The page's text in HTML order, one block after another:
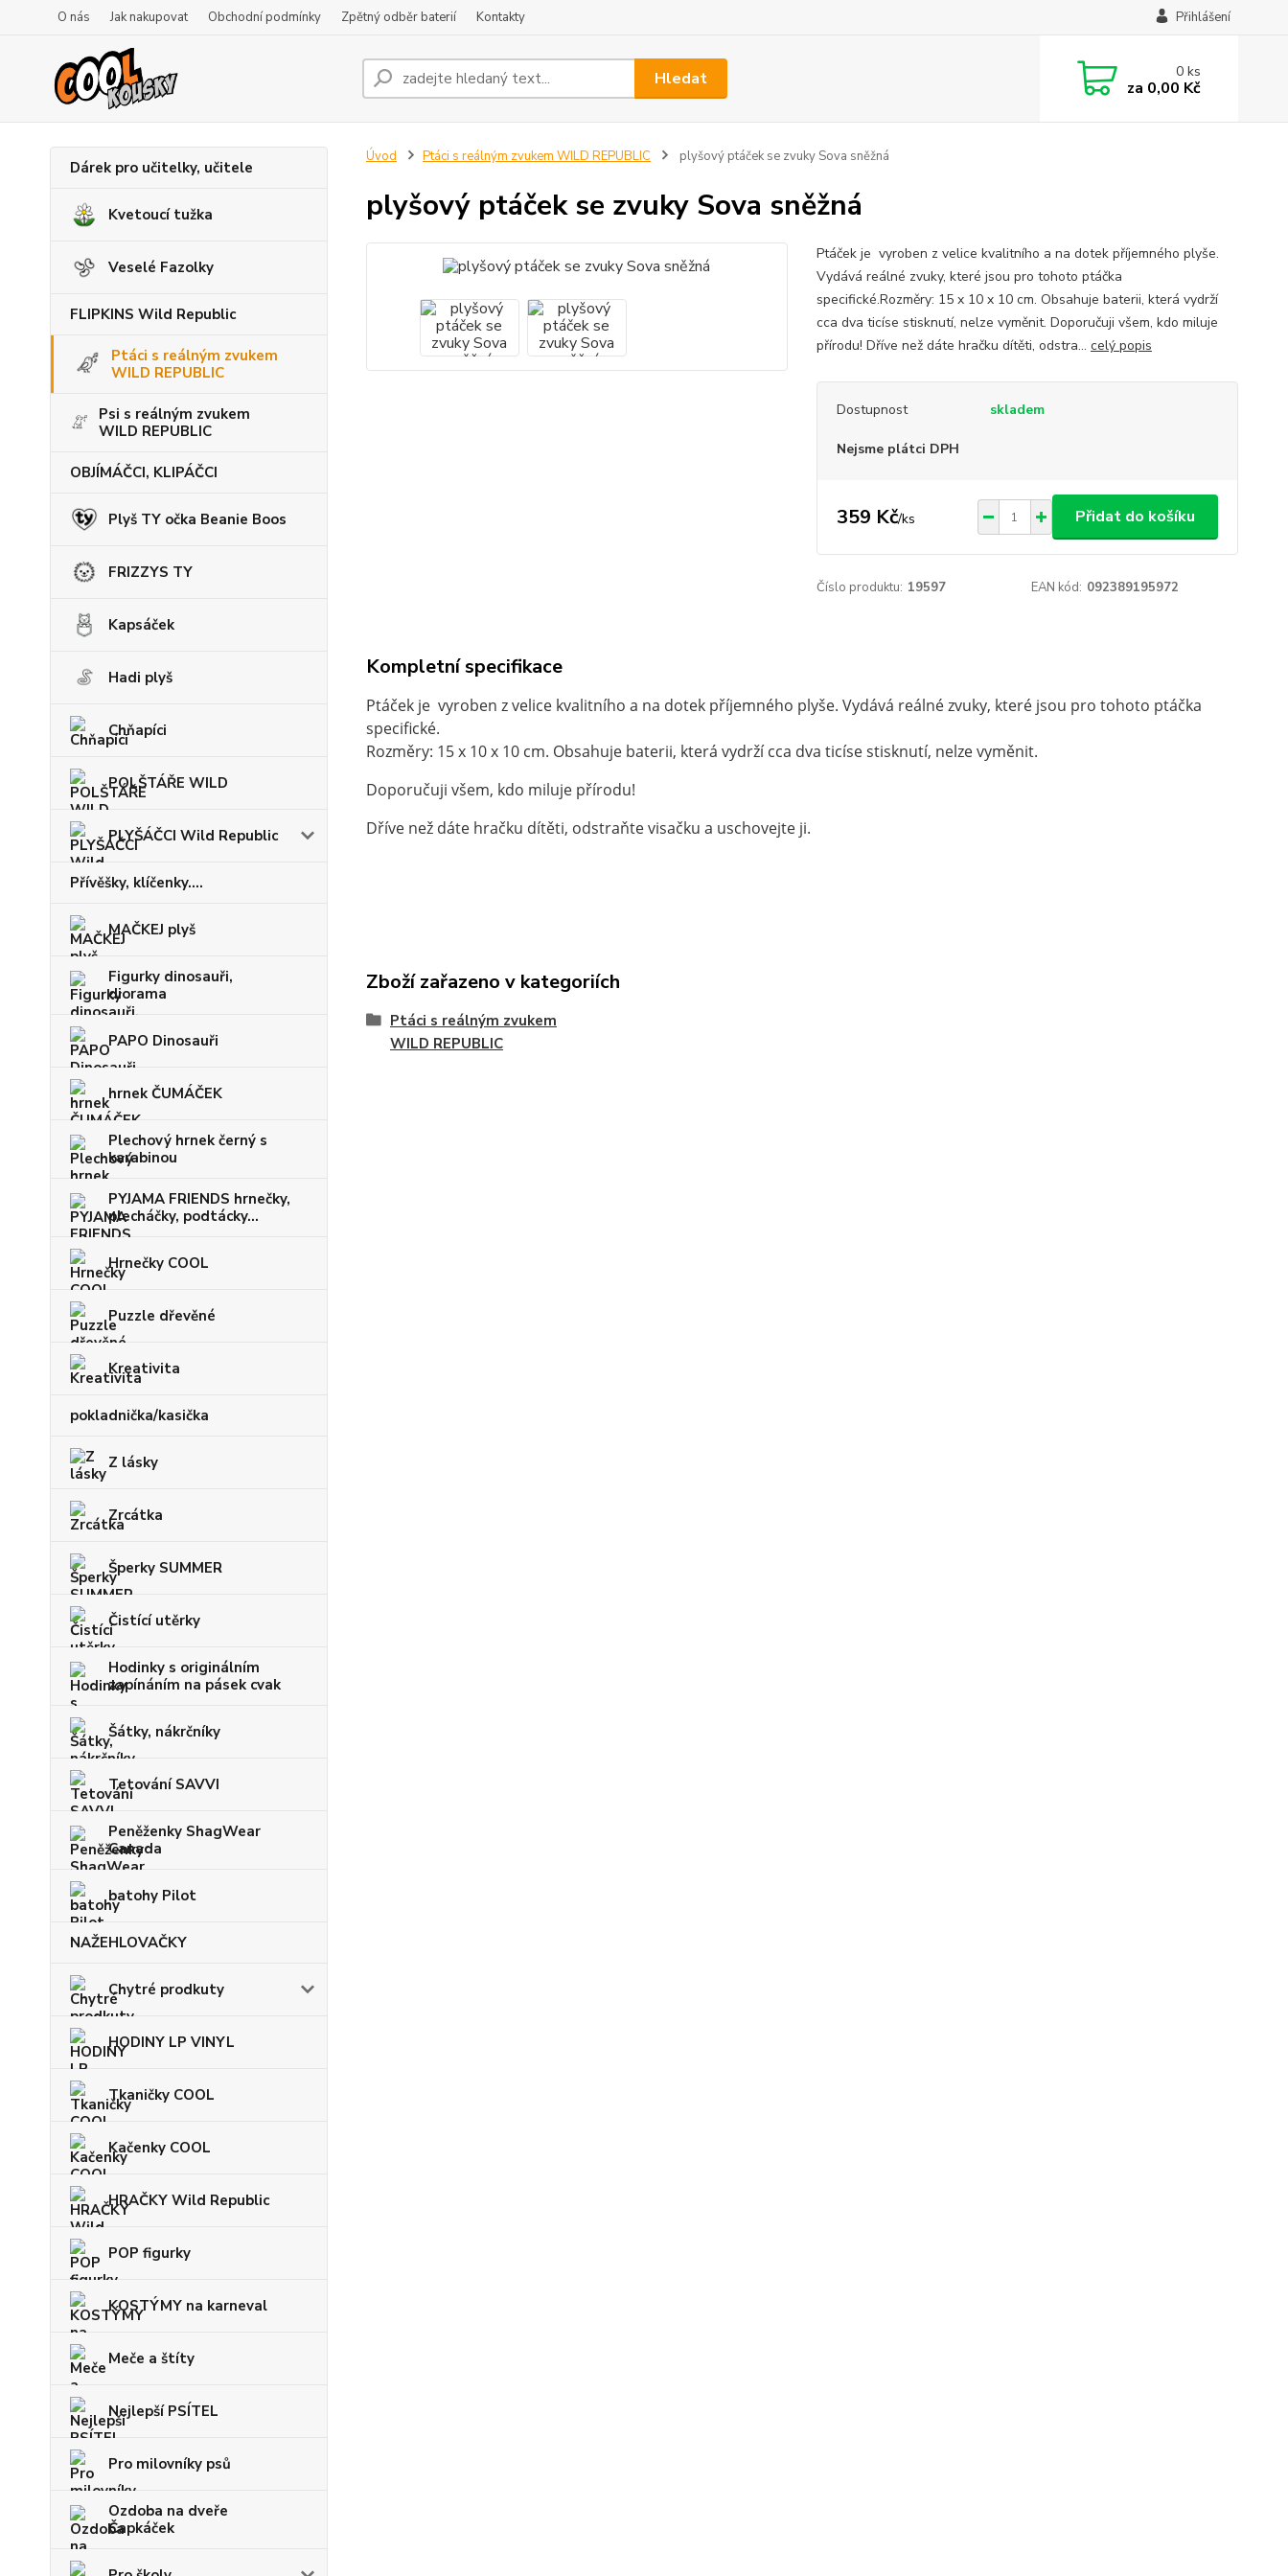
O nás Jak nakupovat Obchodní podmínky Zpětný odběr baterií Kontakty Přihlášení
Hledat 0ks
za 0,00 Kč
Dárek pro učitelky, učitele
Kvetoucí tužka
Veselé Fazolky
FLIPKINS Wild Republic
Ptáci s reálným zvukem
WILD REPUBLIC
Psi s reálným zvukem
WILD REPUBLIC
OBJÍMÁČCI, KLIPÁČCI
Plyš TY očka Beanie Boos
FRIZZYS TY
Kapsáček
Hadi plyš
Chňapíci
POLŠTÁŘE WILD
PLYŠÁČCI Wild Republic
Přívěšky, klíčenky....
MAČKEJ plyš
Figurky dinosauři,
diorama
PAPO Dinosauři
hrnek ČUMÁČEK
Plechový hrnek černý s
karabinou
PYJAMA FRIENDS hrnečky,
plecháčky, podtácky...
Hrnečky COOL
Puzzle dřevěné
Kreativita
pokladnička/kasička
Z lásky
Zrcátka
Šperky SUMMER
Čistící utěrky
Hodinky s originálním
zapínáním na pásek cvak
Šátky, nákrčníky
Tetování SAVVI
Peněženky ShagWear
Canada
batohy Pilot
NAŽEHLOVAČKY
Chytré prodkuty
HODINY LP VINYL
Tkaničky COOL
Kačenky COOL
HRAČKY Wild Republic
POP figurky
KOSTÝMY na karneval
Meče a štíty
Nejlepší PSÍTEL
Pro milovníky psů
Ozdoba na dveře
Čapkáček
Úvod Ptáci s reálným zvukem WILD REPUBLIC plyšový ptáček se zvuky Sova sněžná
plyšový ptáček se zvuky Sova sněžná
Ptáček je vyroben z velice kvalitního a na dotek příjemného plyše.
Vydává reálné zvuky, které jsou pro tohoto ptáčka
specifické.Rozměry: 15 x 10 x 10 cm. Obsahuje baterii, která vydrží
cca dva ticíse stisknutí, nelze vyměnit. Doporučuji všem, kdo miluje
přírodu! Dříve než dáte hračku dítěti, odstra... celý popis
Dostupnost skladem
Nejsme plátci DPH
359 Kč/ks Přidat do košíku
Číslo produktu: 19597 EAN kód: 092389195972
Kompletní specifikace
Ptáček je vyroben z velice kvalitního a na dotek příjemného plyše. Vydává reálné zvuky, které jsou pro tohoto ptáčka
specifické.
Rozměry: 15 x 10 x 10 cm. Obsahuje baterii, která vydrží cca dva ticíse stisknutí, nelze vyměnit.
Doporučuji všem, kdo miluje přírodu!
Dříve než dáte hračku dítěti, odstraňte visačku a uschovejte ji.
Zboží zařazeno v kategoriích
Ptáci s reálným zvukem
WILD REPUBLIC